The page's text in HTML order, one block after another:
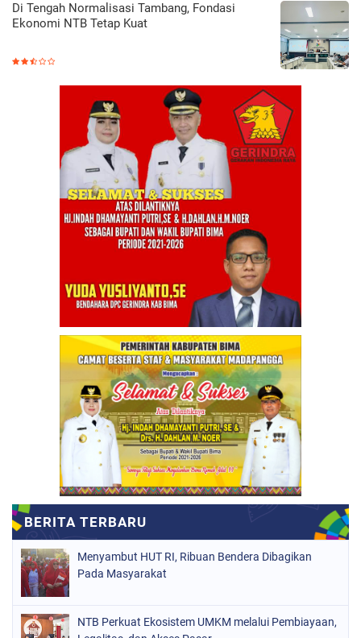
Di Tengah Normalisasi Tambang, Fondasi
Ekonomi NTB Tetap Kuat
Menyambut HUT RI, Ribuan Bendera Dibagikan
Pada Masyarakat
NTB Perkuat Ekosistem UMKM melalui Pembiayaan,